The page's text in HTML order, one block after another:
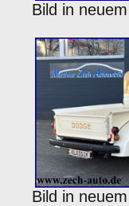
Bild in
Bild in